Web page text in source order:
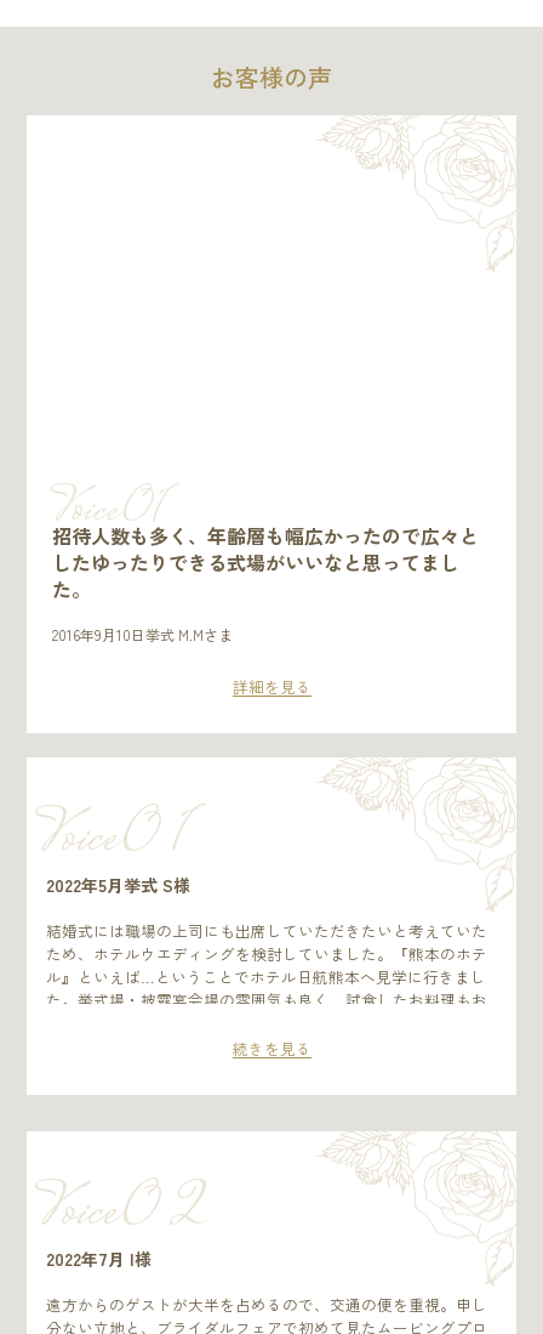
お客様の声
Voice01
招待人数も多く、年齢層も幅広かったので広々と
したゆったりできる式場がいいなと思ってまし
た。
2016年9月10日挙式 M.Mさま
詳細を見る
Voice0 1
2022年5月挙式 S様
結婚式には職場の上司にも出席していただきたいと考えていた
ため、ホテルウエディングを検討していました。『熊本のホテ
ル』といえば…ということでホテル日航熊本へ見学に行きまし
た。挙式場・披露宴会場の雰囲気も良く、試食したお料理もお
ため迷うことなく会場を決定しました。結婚式を迎えるまで仕
ンナーさんにもご迷惑をおかけしましたが「こんなに結婚式の
ストの皆さんから嬉しい感想をたくさん聞けて”最高の結婚式だ
った”と胸を張って言える一日となりました。
続きを見る
Voice0 2
2022年7月 I様
遠方からのゲストが大半を占めるので、交通の便を重視。申し
分ない立地と、ブライダルフェアで初めて見たムービングプロ